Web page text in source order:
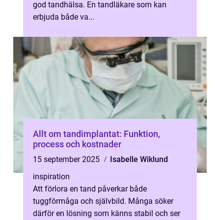
god tandhälsa. En tandläkare som kan
erbjuda både va...
Allt om tandimplantat: Funktion,
process och kostnader
15 september 2025
Isabelle Wiklund
inspiration
Att förlora en tand påverkar både
tuggförmåga och självbild. Många söker
därför en lösning som känns stabil och ser